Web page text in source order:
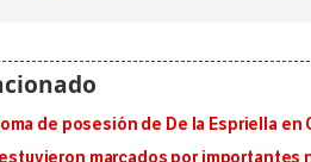
de posesión de De la Espriella en
estuvieron marcados por